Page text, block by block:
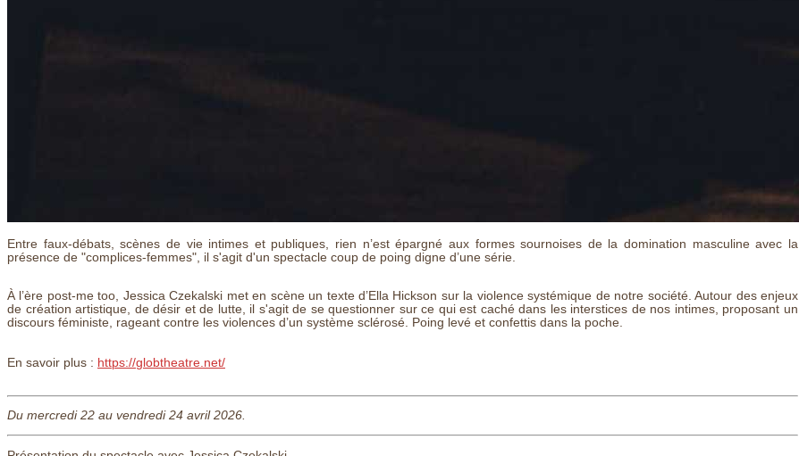
Entre faux-débats, scènes de vie intimes et publiques, rien n’est épargné aux formes sournoises de la domination masculine avec la
présence de "complices-femmes", il s'agit d'un spectacle coup de poing digne d’une série.
À l’ère post-me too, Jessica Czekalski met en scène un texte d’Ella Hickson sur la violence systémique de notre société. Autour des enjeux
de création artistique, de désir et de lutte, il s'agit de se questionner sur ce qui est caché dans les interstices de nos intimes, proposant un
discours féministe, rageant contre les violences d’un système sclérosé. Poing levé et confettis dans la poche.
En savoir plus : https://globtheatre.net/
Du mercredi 22 au vendredi 24 avril 2026.